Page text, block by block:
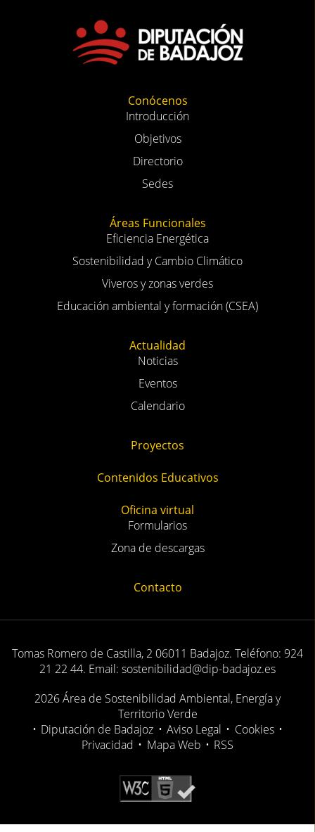
Conócenos
Introducción
Objetivos
Directorio
Sedes
Áreas Funcionales
Eficiencia Energética
Sostenibilidad y Cambio Climático
Viveros y zonas verdes
Educación ambiental y formación (CSEA)
Actualidad
Noticias
Eventos
Calendario
Proyectos
Contenidos Educativos
Oficina virtual
Formularios
Zona de descargas
Contacto
Tomas Romero de Castilla, 2 06011 Badajoz. Teléfono: 924
21 22 44. Email: sostenibilidad@dip-badajoz.es
2026 Área de Sostenibilidad Ambiental, Energía y
Territorio Verde
• Diputación de Badajoz • Aviso Legal • Cookies •
Privacidad • Mapa Web • RSS